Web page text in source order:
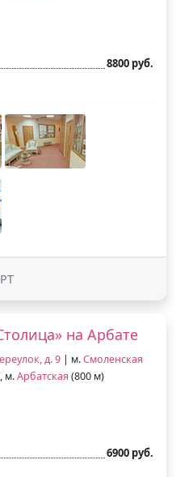
8800 руб.
на Арбате
д. 9 | м.Смоленская
м.Арбатская (800 м)
6900 руб.